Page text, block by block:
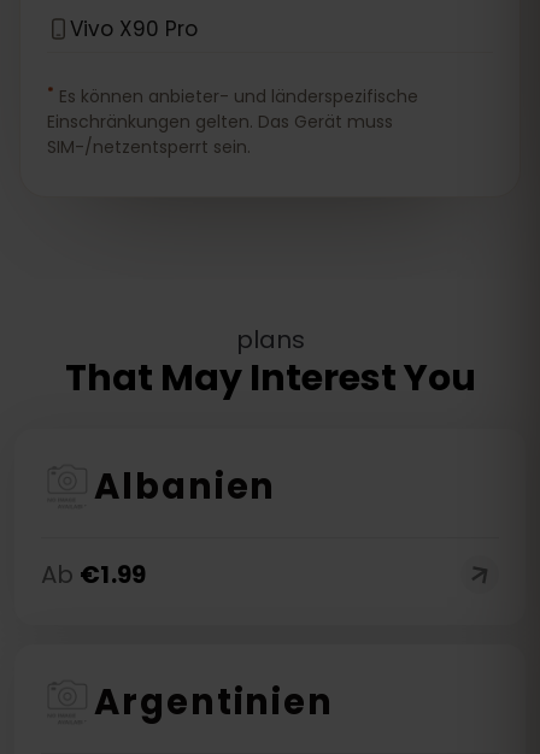
Vivo X90 Pro
* Es können anbieter- und länderspezifische
Einschränkungen gelten. Das Gerät muss
SIM-/netzentsperrt sein.
plans
That May Interest You
Albanien
Ab €1.99
Argentinien